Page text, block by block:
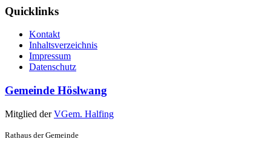
Quicklinks
Kontakt
Inhaltsverzeichnis
Impressum
Datenschutz
Gemeinde Höslwang
Mitglied derVGem. Halfing
Rathaus der Gemeinde